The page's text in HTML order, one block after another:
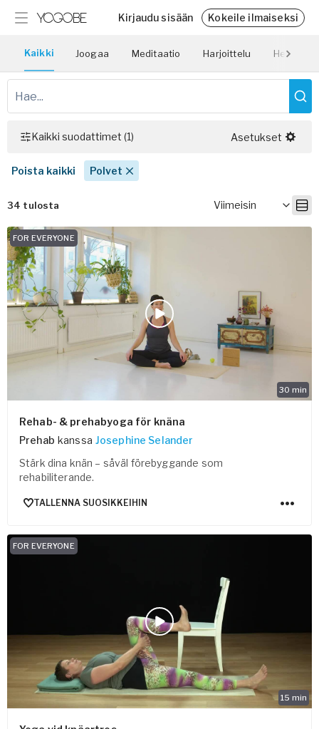
Ohjelmat
Inspiroidu ja saavuta tavoitteesi
Yogobe Haaste
Blogi
Näkemyksiä, vinkkejä ja mielenkiintoista luettavaa
Hinnoittelu
Tutustu asiantuntijoihimme.
Tukea työnantajille ja organisaatioille
Yogobe business
Joogaopettajille
Tunnit ja luennot
Kirjaudu sisään Kokeile ilmaiseksi
Kaikki Joogaa Meditaatio Harjoittelu Hengitys
Kaikki suodattimet (1) Asetukset
Poista kaikki Polvet
34 tulosta Viimeisin
30 min
FOR EVERYONE
Rehab- & prehabyoga för knäna
Prehab kanssa Josephine Selander
Stärk dina knän – såväl förebyggande som
rehabiliterande.
TALLENNA SUOSIKKEIHIN
15 min
FOR EVERYONE